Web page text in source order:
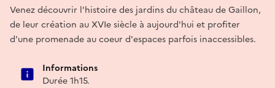
Venez découvrir l'histoire des jardins du château de Gaillon,
de leur création au XVIe siècle à aujourd'hui et profiter
d'une promenade au coeur d'espaces parfois inaccessibles.
Informations
Durée 1h15.